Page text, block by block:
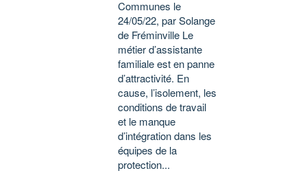
Communes le
24/05/22, par Solange
de Fréminville Le
métier d’assistante
familiale est en panne
d’attractivité. En
cause, l’isolement, les
conditions de travail
et le manque
d’intégration dans les
équipes de la
protection...